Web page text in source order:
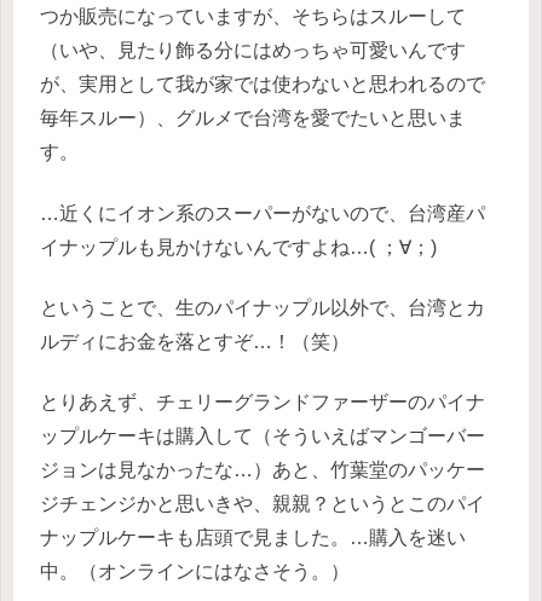
つか販売になっていますが、そちらはスルーして
（いや、見たり飾る分にはめっちゃ可愛いんです
が、実用として我が家では使わないと思われるので
毎年スルー）、グルメで台湾を愛でたいと思いま
す。
…近くにイオン系のスーパーがないので、台湾産パ
イナップルも見かけないんですよね…( ；∀；)
ということで、生のパイナップル以外で、台湾とカ
ルディにお金を落とすぞ…！（笑）
とりあえず、チェリーグランドファーザーのパイナ
ップルケーキは購入して（そういえばマンゴーバー
ジョンは見なかったな…）あと、竹葉堂のパッケー
ジチェンジかと思いきや、親親？というとこのパイ
ナップルケーキも店頭で見ました。…購入を迷い
中。（オンラインにはなさそう。）